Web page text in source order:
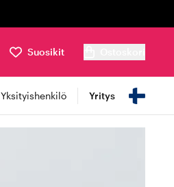
Suosikit
Yksityishenkilö Yritys